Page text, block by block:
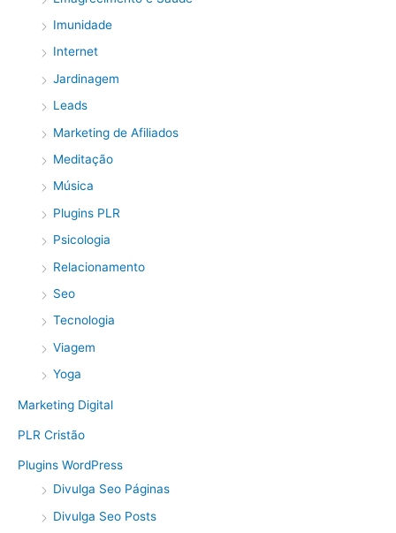
Imunidade
Internet
Jardinagem
Leads
Marketing de Afiliados
Meditação
Música
Plugins PLR
Psicologia
Relacionamento
Seo
Tecnologia
Viagem
Yoga
Marketing Digital
PLR Cristão
Plugins WordPress
Divulga Seo Páginas
Divulga Seo Posts